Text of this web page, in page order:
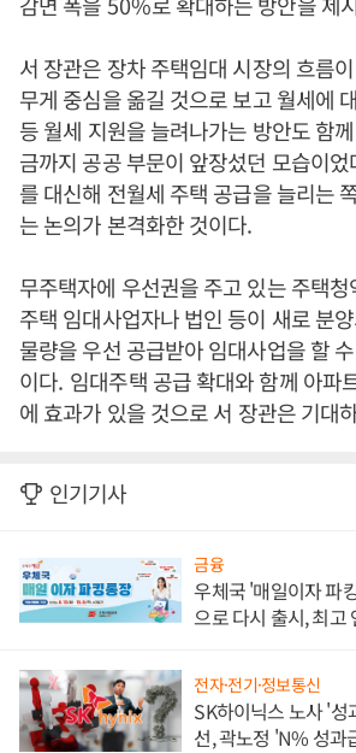
서 장관은 장차 주택임대 시장의 흐름
무게 중심을 옮길 것으로 보고 월세에
등 월세 지원을 늘려나가는 방안도 함
금까지 공공 부문이 앞장섰던 모습이
를 대신해 전월세 주택 공급을 늘리는
는 논의가 본격화한 것이다.
무주택자에 우선권을 주고 있는 주택
주택 임대사업자나 법인 등이 새로 분
물량을 우선 공급받아 임대사업을 할
이다. 임대주택 공급 확대와 함께 아파
에 효과가 있을 것으로 서 장관은 기대
인기기사
금융
우체국 '매일이자 파
으로 다시 출시, 최고
전자·전기·정보통신
SK하이닉스 노사 '성
선, 곽노정 'N% 성과